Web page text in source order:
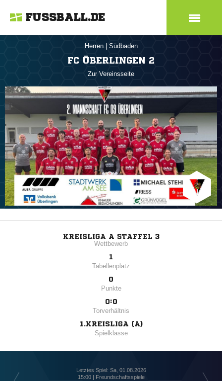
FUSSBALL.DE
Herren Südbaden
FC ÜBERLINGEN 2
Zur Vereinsseite
KREISLIGA A STAFFEL 3
Wettbewerb
1
Tabellenplatz
0
Punkte
0:0
Torverhältnis
1.KREISLIGA (A)
Spielklasse
Letztes Spiel: Sa, 01.08.2026
15:00 | Freundschaftsspiele